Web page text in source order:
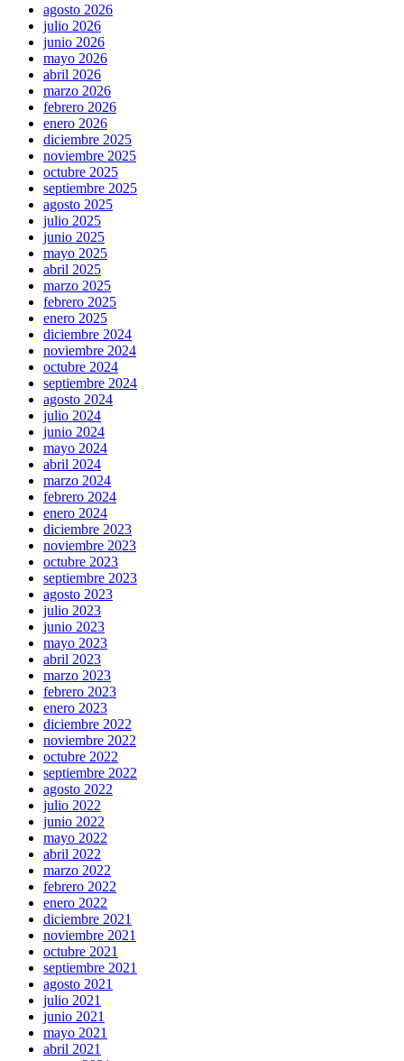
agosto 2026
julio 2026
junio 2026
mayo 2026
abril 2026
marzo 2026
febrero 2026
enero 2026
diciembre 2025
noviembre 2025
octubre 2025
septiembre 2025
agosto 2025
julio 2025
junio 2025
mayo 2025
abril 2025
marzo 2025
febrero 2025
enero 2025
diciembre 2024
noviembre 2024
octubre 2024
septiembre 2024
agosto 2024
julio 2024
junio 2024
mayo 2024
abril 2024
marzo 2024
febrero 2024
enero 2024
diciembre 2023
noviembre 2023
octubre 2023
septiembre 2023
agosto 2023
julio 2023
junio 2023
mayo 2023
abril 2023
marzo 2023
febrero 2023
enero 2023
diciembre 2022
noviembre 2022
octubre 2022
septiembre 2022
agosto 2022
julio 2022
junio 2022
mayo 2022
abril 2022
marzo 2022
febrero 2022
enero 2022
diciembre 2021
noviembre 2021
octubre 2021
septiembre 2021
agosto 2021
julio 2021
junio 2021
mayo 2021
abril 2021